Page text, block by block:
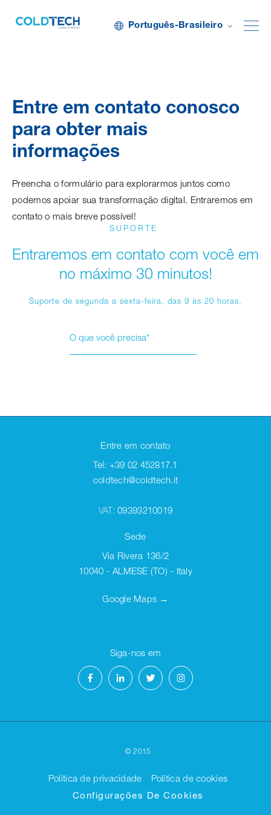
Português-Brasileiro
Entre em contato conosco
para obter mais
informações
Preencha o formulário para explorarmos juntos como
podemos apoiar sua transformação digital. Entraremos em
contato o mais breve possível!
SUPORTE
Entraremos em contato com você em
no máximo 30 minutos!
Suporte de segunda a sexta-feira, das 9 às 20 horas.
Entre em contato
Tel: +39 02 452817.1
coldtech@coldtech.it
VAT:09393210019
Sede
Via Rivera 136/2
10040 - ALMESE (TO) - Italy
Google Maps →
Siga-nos em
©2015
Política de privacidade
Política de cookies
Configurações De Cookies